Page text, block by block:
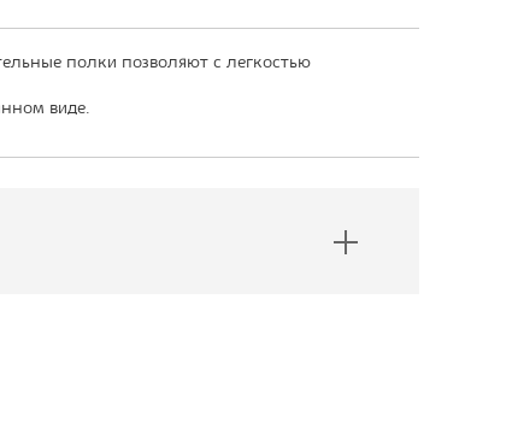
полки позволяют с легкостью
виде.